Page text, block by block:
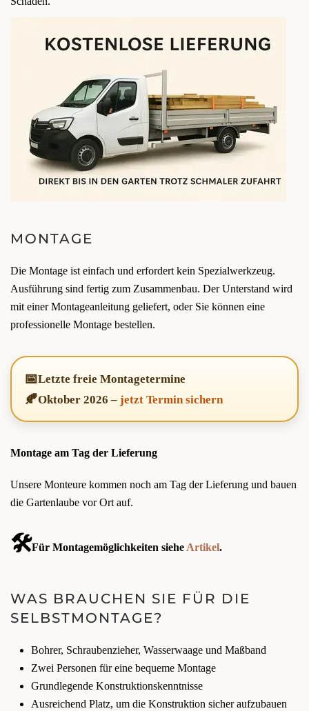
MONTAGE
Die Montage ist einfach und erfordert kein Spezialwerkzeug.
Ausführung sind fertig zum Zusammenbau. Der Unterstand wird
mit einer Montageanleitung geliefert, oder Sie können eine
professionelle Montage bestellen.
📅Letzte freie Montagetermine
🍂Oktober 2026 – jetzt Termin sichern
Montage am Tag der Lieferung
Unsere Monteure kommen noch am Tag der Lieferung und bauen
die Gartenlaube vor Ort auf.
🛠️Für Montagemöglichkeiten siehe Artikel.
WAS BRAUCHEN SIE FÜR DIE
SELBSTMONTAGE?
Bohrer, Schraubenzieher, Wasserwaage und Maßband
Zwei Personen für eine bequeme Montage
Grundlegende Konstruktionskenntnisse
Ausreichend Platz, um die Konstruktion sicher aufzubauen